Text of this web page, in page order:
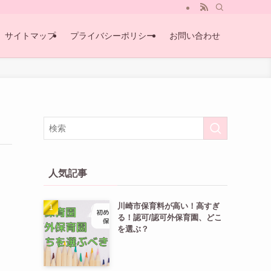
サイトマップ プライバシーポリシー お問い合わせ
人気記事
川崎市保育料が高い！高すぎ
る！認可/認可外保育園、どこ
を選ぶ？